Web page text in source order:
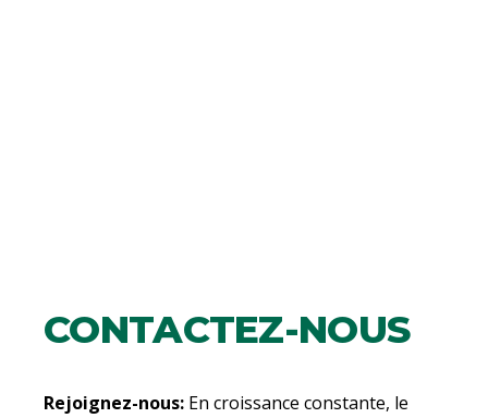
CONTACTEZ-NOUS
Rejoignez-nous: En croissance constante, le